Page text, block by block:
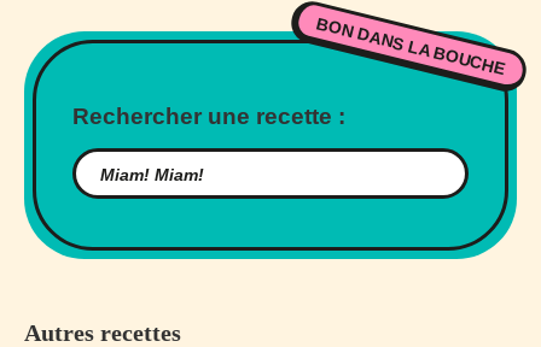
BON DANS LA BOUCHE
Rechercher une recette :
Autres recettes